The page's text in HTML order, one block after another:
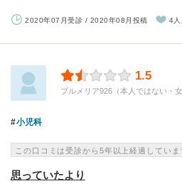
2020年07月受診 / 2020年08月投稿 4人
1.5
プルメリア926（本人ではない・
小児科
この口コミは受診から5年以上経過していま
思っていたより